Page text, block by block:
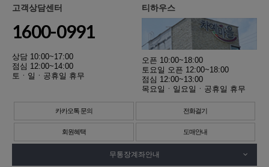
고객상담센터
1600-0991
상담 10:00~17:00
점심 12:00~14:00
토ㆍ일ㆍ공휴일 휴무
티하우스
오픈 10:00~18:00
토요일 오픈 12:00~18:00
점심 12:00~13:00
목요일ㆍ일요일ㆍ공휴일 휴무
카카오톡 문의 전화걸기
회원혜택 도매안내
무통장계좌안내